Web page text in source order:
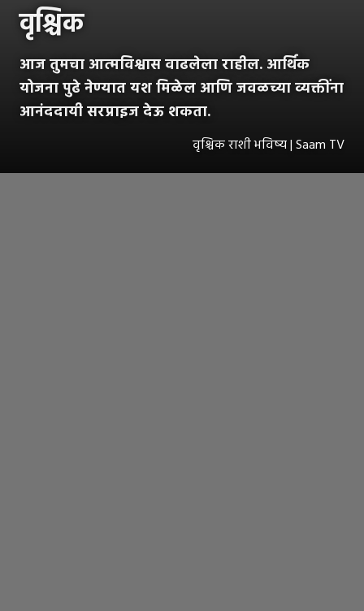
वृश्चिक
आज तुमचा आत्मविश्वास वाढलेला राहील. आर्थिक
योजना पुढे नेण्यात यश मिळेल आणि जवळच्या व्यक्तींना
आनंददायी सरप्राइज देऊ शकता.
वृश्चिक राशी भविष्य | Saam TV